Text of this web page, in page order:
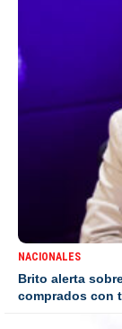
NACIONALES
Brito alerta
comprados con